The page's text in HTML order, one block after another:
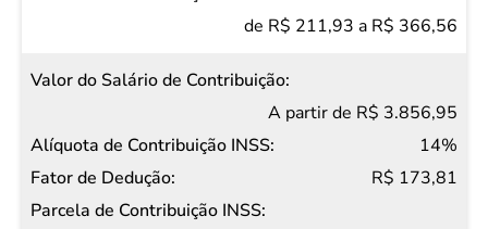
de R$ 211,93 a R$ 366,56
A partir de R$ 3.856,95
14%
R$ 173,81